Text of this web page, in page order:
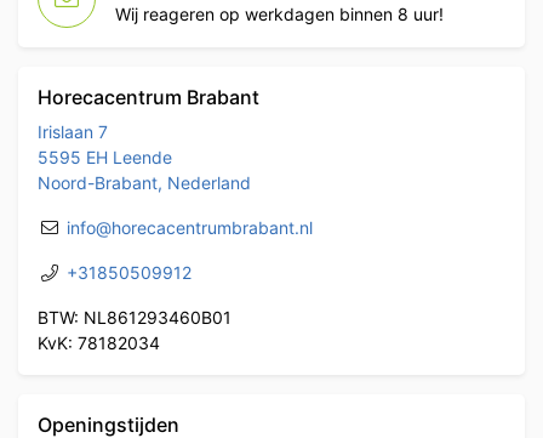
Wij reageren op werkdagen binnen 8 uur!
Horecacentrum Brabant
Irislaan 7
5595 EH Leende
Noord-Brabant, Nederland
info@horecacentrumbrabant.nl
+31850509912
BTW: NL861293460B01
KvK: 78182034
Openingstijden